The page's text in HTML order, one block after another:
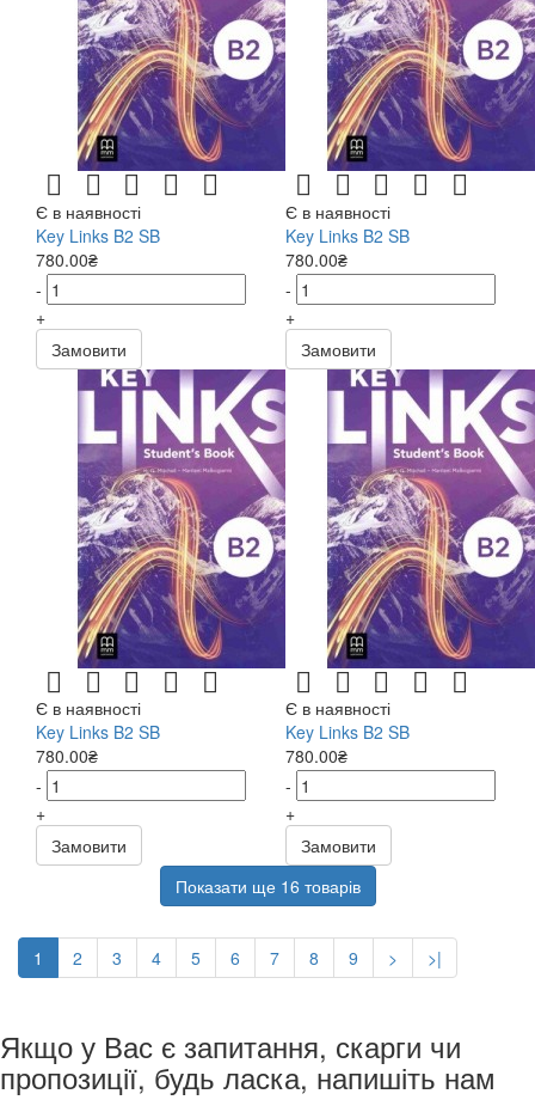
Є в наявності
Key Links B2 SB
780.00₴
-
+
Замовити
Є в наявності
Key Links B2 SB
780.00₴
-
+
Замовити
Є в наявності
Key Links B2 SB
780.00₴
-
+
Замовити
Є в наявності
Key Links B2 SB
780.00₴
-
+
Замовити
Показати ще 16 товарів
1 2 3 4 5 6 7 8 9 > >|
Якщо у Вас є запитання, скарги чи
пропозиції, будь ласка, напишіть нам